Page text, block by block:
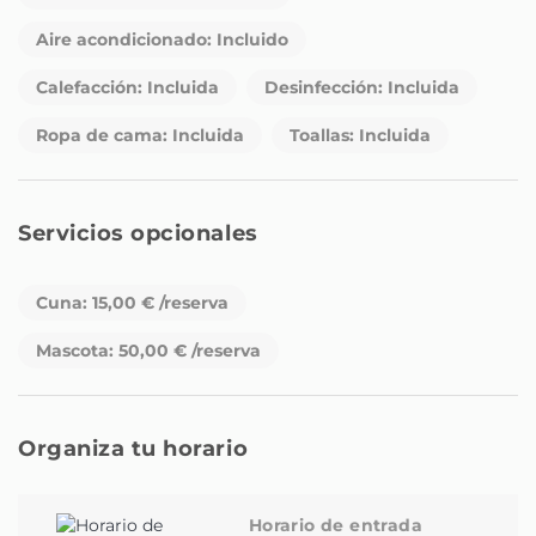
preparar deliciosas comidas o disfrutar de un desayuno
experiencia única que te espera en nuestro encantador
en el corazón de esta fascinante ciudad. ¡Te esperamos
con los brazos abiertos!
Aire acondicionado: Incluido
Calefacción: Incluida Desinfección: Incluida
Ropa de cama: Incluida Toallas: Incluida
Servicios opcionales
Cuna: 15,00 € /reserva
Mascota: 50,00 € /reserva
Organiza tu horario
Horario de entrada